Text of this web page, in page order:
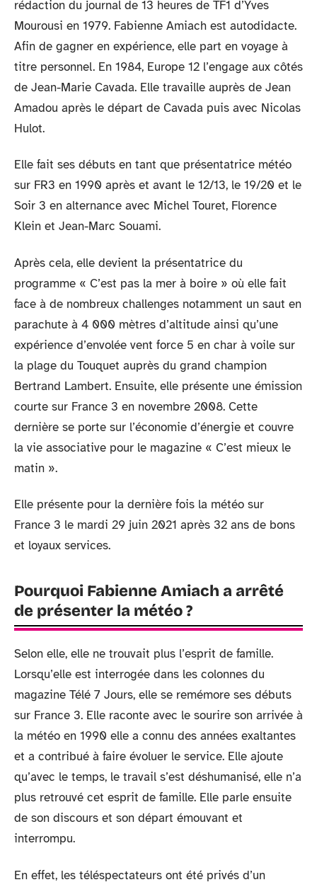
rédaction du journal de 13 heures de TF1 d’Yves
Mourousi en 1979. Fabienne Amiach est autodidacte.
Afin de gagner en expérience, elle part en voyage à
titre personnel. En 1984, Europe 12 l’engage aux côtés
de Jean-Marie Cavada. Elle travaille auprès de Jean
Amadou après le départ de Cavada puis avec Nicolas
Hulot.
Elle fait ses débuts en tant que présentatrice météo
sur FR3 en 1990 après et avant le 12/13, le 19/20 et le
Soir 3 en alternance avec Michel Touret, Florence
Klein et Jean-Marc Souami.
Après cela, elle devient la présentatrice du
programme « C’est pas la mer à boire » où elle fait
face à de nombreux challenges notamment un saut en
parachute à 4 000 mètres d’altitude ainsi qu’une
expérience d’envolée vent force 5 en char à voile sur
la plage du Touquet auprès du grand champion
Bertrand Lambert. Ensuite, elle présente une émission
courte sur France 3 en novembre 2008. Cette
dernière se porte sur l’économie d’énergie et couvre
la vie associative pour le magazine « C’est mieux le
matin ».
Elle présente pour la dernière fois la météo sur
France 3 le mardi 29 juin 2021 après 32 ans de bons
et loyaux services.
Pourquoi Fabienne Amiach a arrêté
de présenter la météo ?
Selon elle, elle ne trouvait plus l’esprit de famille.
Lorsqu’elle est interrogée dans les colonnes du
magazine Télé 7 Jours, elle se remémore ses débuts
sur France 3. Elle raconte avec le sourire son arrivée à
la météo en 1990 elle a connu des années exaltantes
et a contribué à faire évoluer le service. Elle ajoute
qu’avec le temps, le travail s’est déshumanisé, elle n’a
plus retrouvé cet esprit de famille. Elle parle ensuite
de son discours et son départ émouvant et
interrompu.
En effet, les téléspectateurs ont été privés d’un